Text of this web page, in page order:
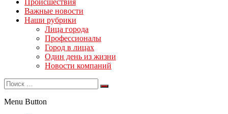
Происшествия
Важные новости
Наши рубрики
Лица города
Профессионалы
Город в лицах
Один день из жизни
Новости компаний
Menu Button